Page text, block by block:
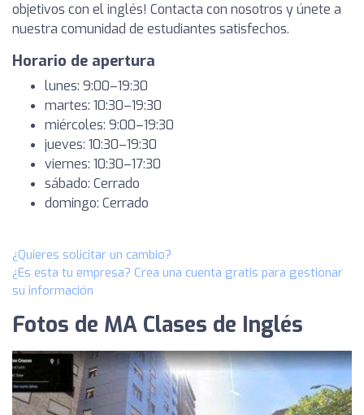
objetivos con el inglés! Contacta con nosotros y únete a
nuestra comunidad de estudiantes satisfechos.
Horario de apertura
lunes: 9:00–19:30
martes: 10:30–19:30
miércoles: 9:00–19:30
jueves: 10:30–19:30
viernes: 10:30–17:30
sábado: Cerrado
domingo: Cerrado
¿Quieres solicitar un cambio?
¿Es esta tu empresa? Crea una cuenta gratis para gestionar
su información
Fotos de MA Clases de Inglés